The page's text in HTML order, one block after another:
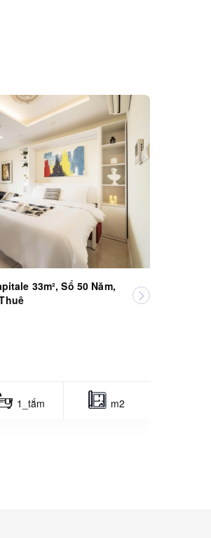
33m², Sổ 50 Năm,
1_tắm m2